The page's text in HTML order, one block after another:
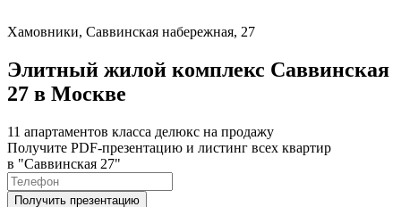
Хамовники, Саввинская набережная, 27
Элитный жилой комплекс Саввинская
27 в Москве
11 апартаментов класса делюкс на продажу
Получите PDF-презентацию и листинг всех квартир
в "Саввинская 27"